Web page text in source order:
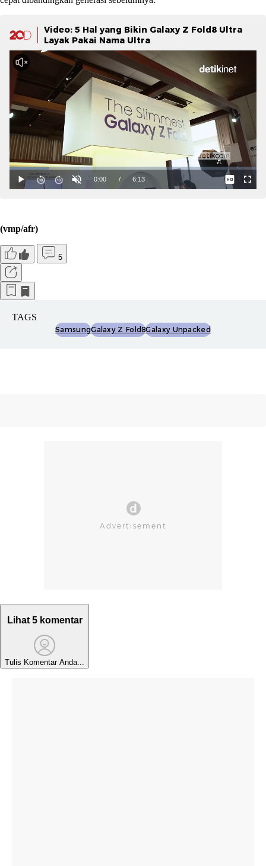
Video: 5 Hal yang Bikin Galaxy Z Fold8 Ultra
Layak Pakai Nama Ultra
(vmp/afr)
5
TAGS
SamsungGalaxy Z Fold8Galaxy Unpacked
Lihat 5 komentar
Tulis Komentar Anda...